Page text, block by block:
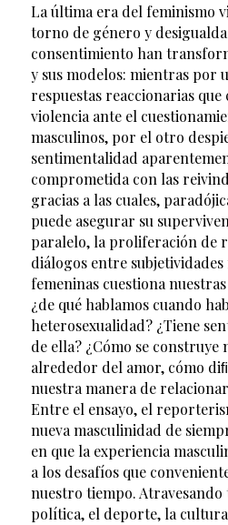
La última era del feminismo
torno de género y
consentimiento han
y sus modelos: mientras por
respuestas reaccionarias
violencia ante el
masculinos, por el otro
sentimentalidad
comprometida con las
gracias a las cuales,
puede asegurar su
paralelo, la proliferación de
diálogos entre subjetividades
femeninas cuestiona
¿de qué hablamos cuando
heterosexualidad? ¿Tiene
de ella? ¿Cómo se construye
alrededor del amor, cómo
nuestra manera de
Entre el ensayo, el
nueva masculinidad de
en que la experiencia
a los desafíos que
nuestro tiempo.
política, el deporte, la